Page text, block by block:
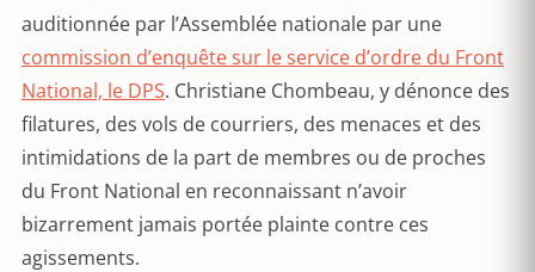
auditionnée par l’Assemblée nationale par une
commission d’enquête sur le service d’ordre du Front
National, le DPS. Christiane Chombeau, y dénonce des
filatures, des vols de courriers, des menaces et des
intimidations de la part de membres ou de proches
du Front National en reconnaissant n’avoir
bizarrement jamais portée plainte contre ces
agissements.